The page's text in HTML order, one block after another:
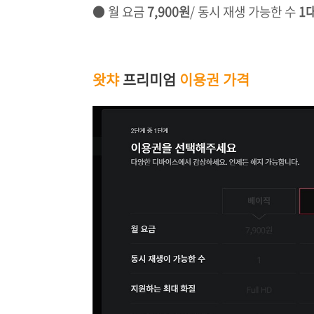
● 월 요금7,900원/ 동시 재생 가능한 수1
왓챠프리미엄 이용권 가격